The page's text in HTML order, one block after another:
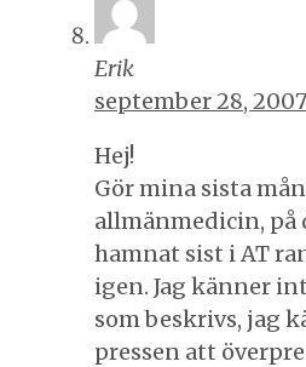
Erik
september 28, 2007
Hej!
Gör mina sista
allmänmedicin, på
hamnat sist i AT
igen. Jag känner
som beskrivs, jag
pressen att